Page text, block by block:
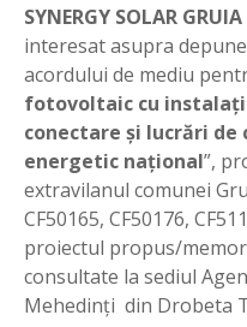
SYNERGY SOLAR GRUIA
interesat asupra
acordului de mediu
fotovoltaic cu
conectare şi lucrări
energetic naţional”,
extravilanul comunei
CF50165, CF50176,
proiectul propus/
consultate la sediul
Mehedinţi din Drobeta